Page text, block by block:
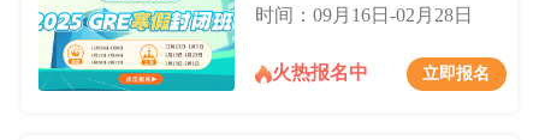
时间：09月16日-02月28日
火热报名中 立即报名